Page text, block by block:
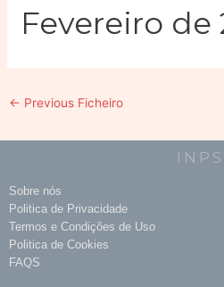
Fevereiro de
← Previous Ficheiro
INPS
Sobre nós
Politica de Privacidade
Termos e Condições de Uso
Politica de Cookies
FAQS